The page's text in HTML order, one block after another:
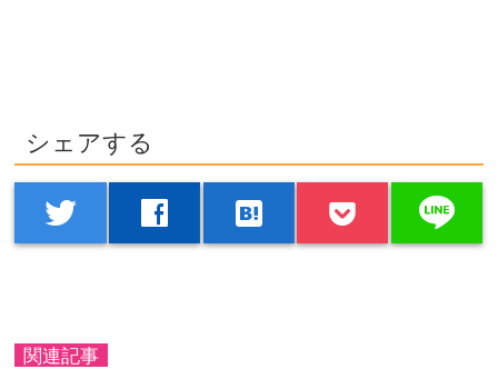
シェアする
twitter facebook hatenabookmark line
関連記事